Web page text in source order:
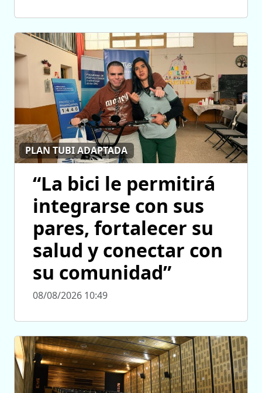
PLAN TUBI ADAPTADA
“La bici le permitirá
integrarse con sus
pares, fortalecer su
salud y conectar con
su comunidad”
08/08/2026 10:49